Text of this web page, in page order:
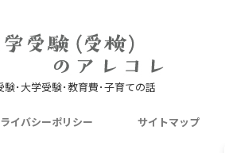
験･大学受験･教育費･子育ての話
イバシーポリシー サイトマップ